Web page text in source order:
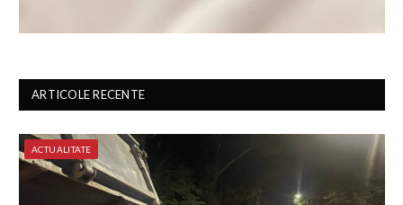
ARTICOLE RECENTE
ACTUALITATE